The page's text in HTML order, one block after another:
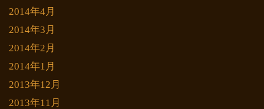
2014年4月
2014年3月
2014年2月
2014年1月
2013年12月
2013年11月